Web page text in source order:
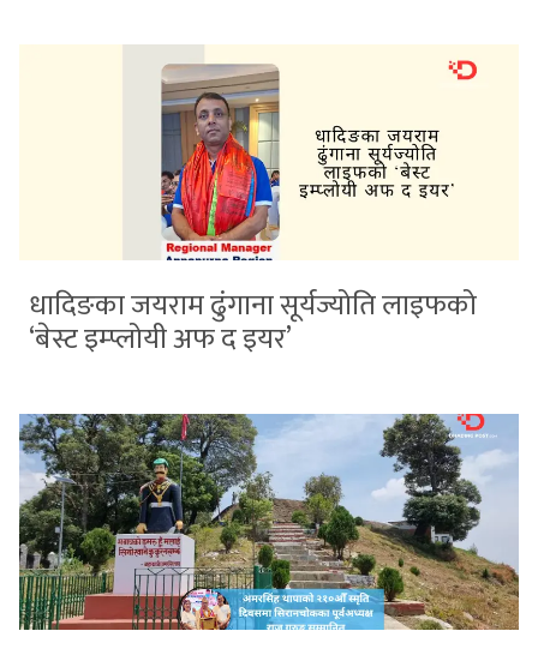
धादिङका जयराम ढुंगाना सूर्यज्योति लाइफको
‘बेस्ट इम्प्लोयी अफ द इयर’